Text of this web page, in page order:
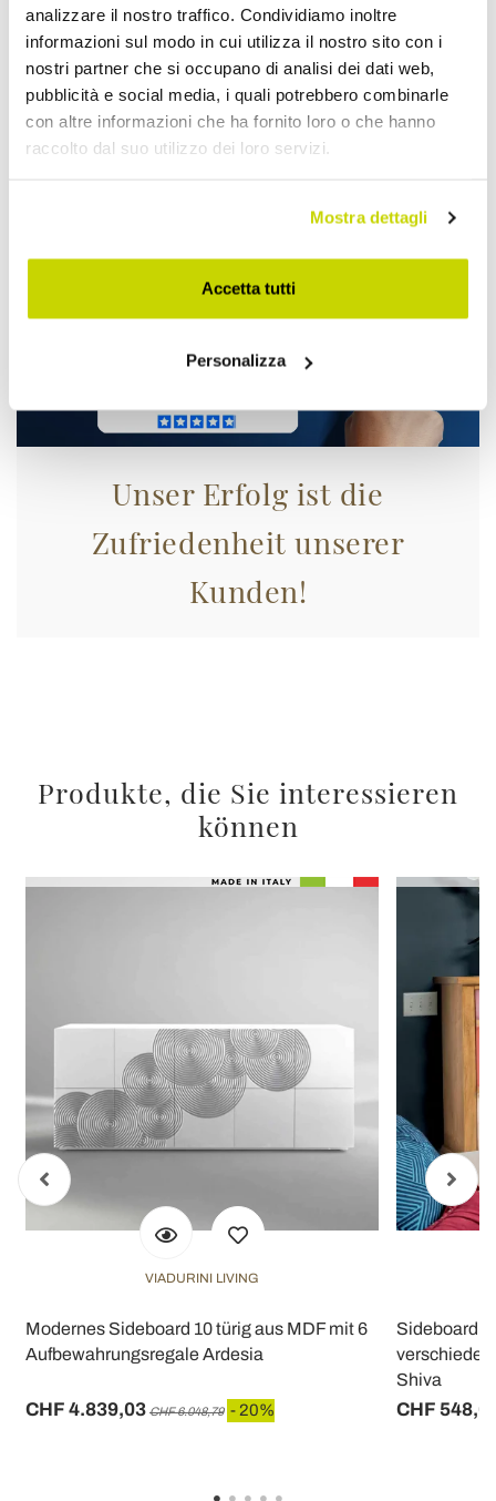
analizzare il nostro traffico. Condividiamo inoltre
informazioni sul modo in cui utilizza il nostro sito con i
nostri partner che si occupano di analisi dei dati web,
pubblicità e social media, i quali potrebbero combinarle
con altre informazioni che ha fornito loro o che hanno
raccolto dal suo utilizzo dei loro servizi.
Mostra dettagli
Accetta tutti
Personalizza
Nur für kurze Zeit! Jetzt
zugreifen!
Unser Erfolg ist die
Zufriedenheit unserer
Kunden!
Produkte, die Sie interessieren
können
VIADURINI LIVING
Modernes Sideboard 10 türig aus MDF mit 6
Aufbewahrungsregale Ardesia
CHF 4.839,03 CHF 6.048,79 - 20%
Sideboard
Shiva
CHF